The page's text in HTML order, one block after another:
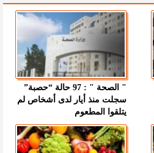
" الصحة " : 97 حالة “حصبة”
سجلت منذ أيار لدى أشخاص لم
يتلقوا المطعوم